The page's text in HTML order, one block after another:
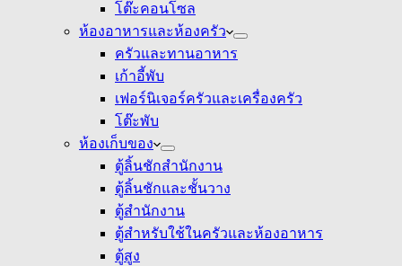
โต๊ะคอนโซล
ห้องอาหารและห้องครัว
ครัวและทานอาหาร
เก้าอี้พับ
เฟอร์นิเจอร์ครัวและเครื่องครัว
โต๊ะพับ
ห้องเก็บของ
ตู้ลิ้นชักสำนักงาน
ตู้ลิ้นชักและชั้นวาง
ตู้สำนักงาน
ตู้สำหรับใช้ในครัวและห้องอาหาร
ตู้สูง